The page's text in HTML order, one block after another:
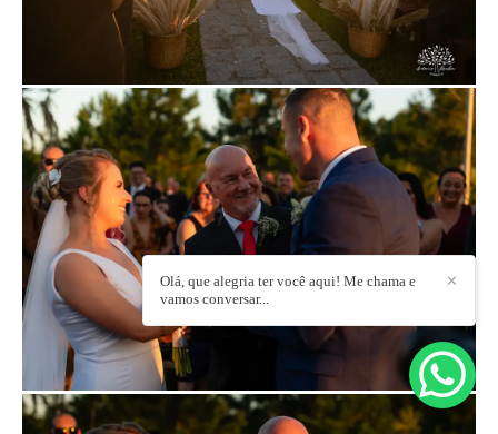
✕
Olá, que alegria ter você aqui! Me chama e
vamos conversar...